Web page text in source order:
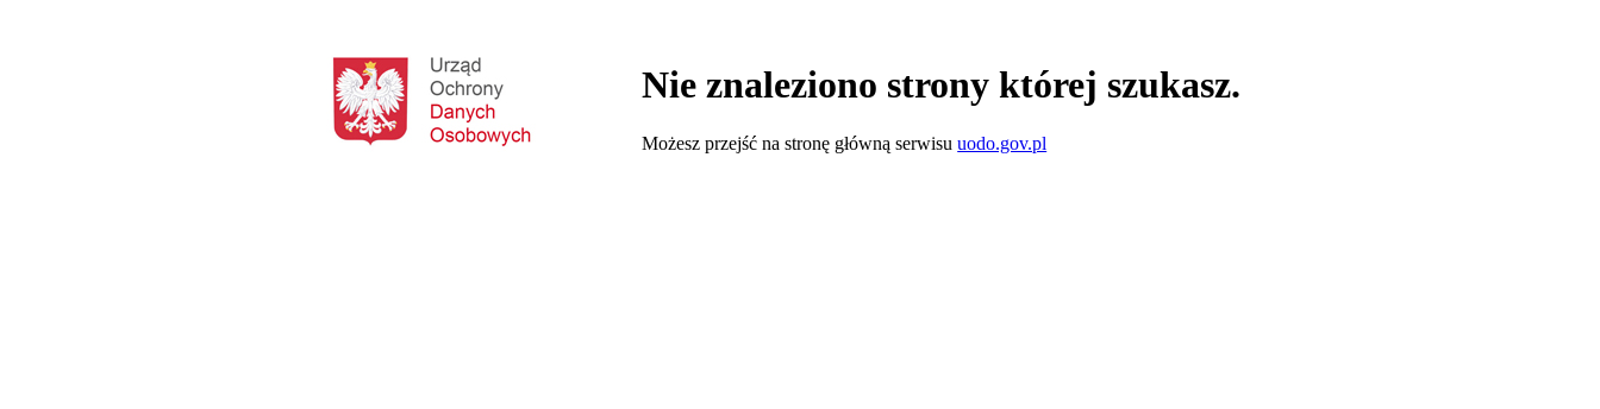
Nie znaleziono strony której szukasz.
Możesz przejść na stronę główną serwisuuodo.gov.pl